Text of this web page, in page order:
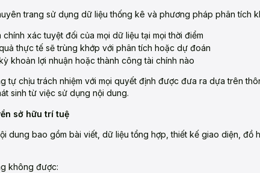
trang sử dụng dữ liệu thống kê và phương pháp phân tích
chính xác tuyệt đối của mọi dữ liệu tại mọi thời điểm
thực tế sẽ trùng khớp với phân tích hoặc dự đoán
khoản lợi nhuận hoặc thành công tài chính nào
tự chịu trách nhiệm với mọi quyết định được đưa ra dựa trên
sinh từ việc sử dụng nội dung.
sở hữu trí tuệ
dung bao gồm bài viết, dữ liệu tổng hợp, thiết kế giao diện,
không được: